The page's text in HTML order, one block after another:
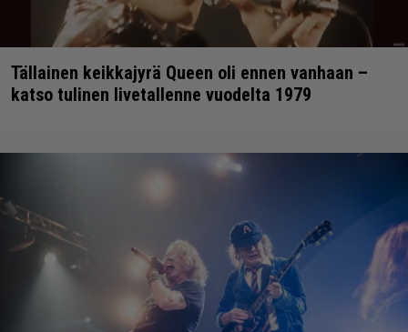
Tällainen keikkajyrä Queen oli ennen vanhaan –
katso tulinen livetallenne vuodelta 1979